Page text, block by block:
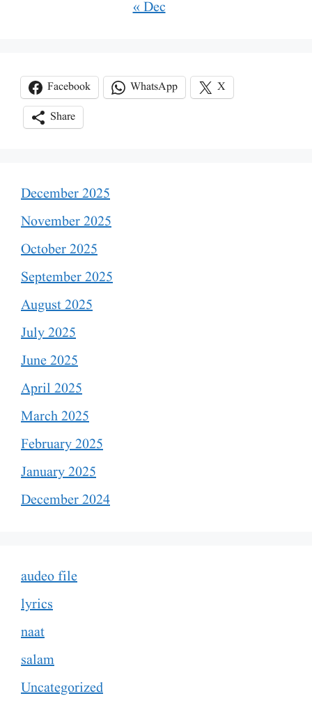
« Dec
Facebook WhatsApp
X
Share
December 2025
November 2025
October 2025
September 2025
August 2025
July 2025
June 2025
April 2025
March 2025
February 2025
January 2025
December 2024
audeo file
lyrics
naat
salam
Uncategorized